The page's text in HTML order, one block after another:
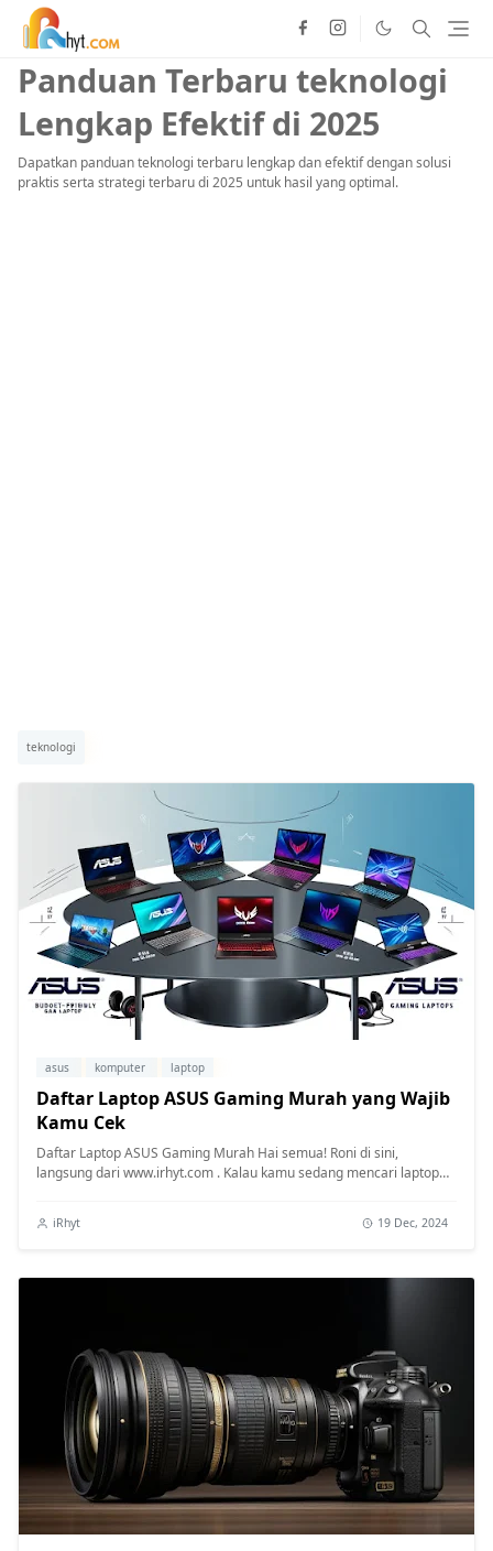
Panduan Terbaru teknologi
Lengkap Efektif di 2025
Dapatkan panduan teknologi terbaru lengkap dan efektif dengan solusi
praktis serta strategi terbaru di 2025 untuk hasil yang optimal.
teknologi
asus komputer laptop
Daftar Laptop ASUS Gaming Murah yang Wajib
Kamu Cek
Daftar Laptop ASUS Gaming Murah Hai semua! Roni di sini,
langsung dari www.irhyt.com . Kalau kamu sedang mencari laptop
iRhyt 19 Dec, 2024